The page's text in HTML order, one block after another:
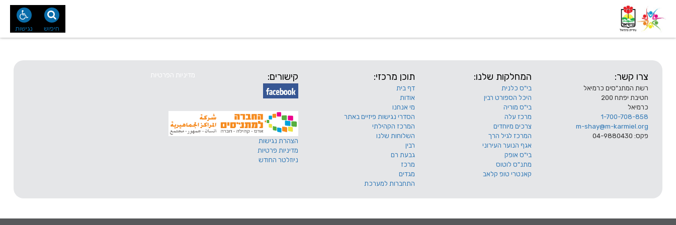
נגישות חיפוש
צרו קשר:
רשת המתנ"סים כרמיאל
חטיבת יפתח 200
כרמיאל
1-700-708-858
m-shay@m-karmiel.org
פקס: 04-9880430
המחלקות שלנו:
בי"ס כלנית
היכל הספורט רבין
בי"ס מוריה
מרכז עלה
צרכים מיוחדים
המרכז לגיל הרך
אגף הנוער העירוני
בי"ס אופק
מתנ"ס לוטוס
קאנטרי טופ קלאב
תוכן מרכזי:
דף בית
אודות
מי אנחנו
הסדרי נגישות פיזיים באתר
המרכז הקהילתי
השלוחות שלנו
רבין
גבעת רם
מרכז
מגדים
התחברות למערכת
קישורים:
הצהרת נגישות
מדיניות פרטיות
ניוזלטר החודש
מדיניות הפרטיות